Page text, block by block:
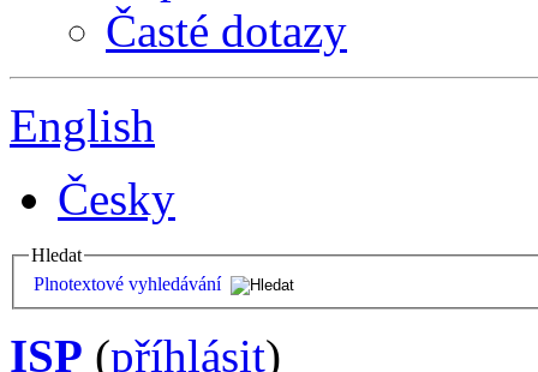
Časté dotazy
English
Česky
Hledat
Plnotextové vyhledávání
ISP (příhlásit)